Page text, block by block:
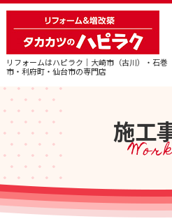
リフォームはハピラク｜大崎市（古川）・石巻
市・利府町・仙台市の専門店
施工